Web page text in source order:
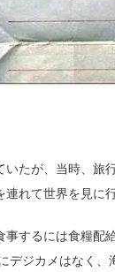
が、当時、旅
れて世界を見に
るには食糧配給
デジカメはなく